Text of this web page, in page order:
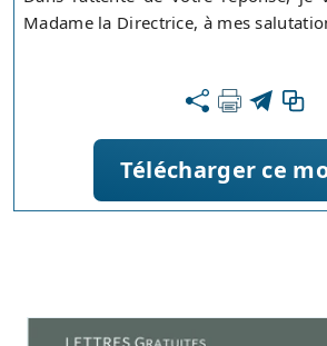
Madame la Directrice, à mes
Télécharger ce